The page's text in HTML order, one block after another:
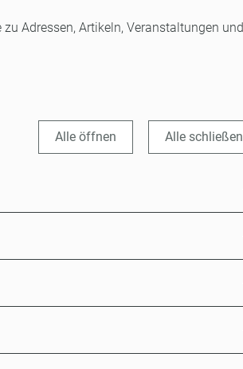
Adressen, Artikeln, Veranstaltungen und
Alle öffnen Alle schließen